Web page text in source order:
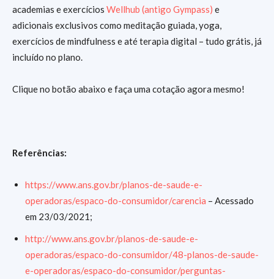
academias e exercícios Wellhub (antigo Gympass) e
adicionais exclusivos como meditação guiada, yoga,
exercícios de mindfulness e até terapia digital – tudo grátis, já
incluído no plano.
Clique no botão abaixo e faça uma cotação agora mesmo!
Referências:
https://www.ans.gov.br/planos-de-saude-e-
operadoras/espaco-do-consumidor/carencia – Acessado
em 23/03/2021;
http://www.ans.gov.br/planos-de-saude-e-
operadoras/espaco-do-consumidor/48-planos-de-saude-
e-operadoras/espaco-do-consumidor/perguntas-